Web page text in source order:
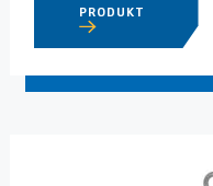
PRODUKT